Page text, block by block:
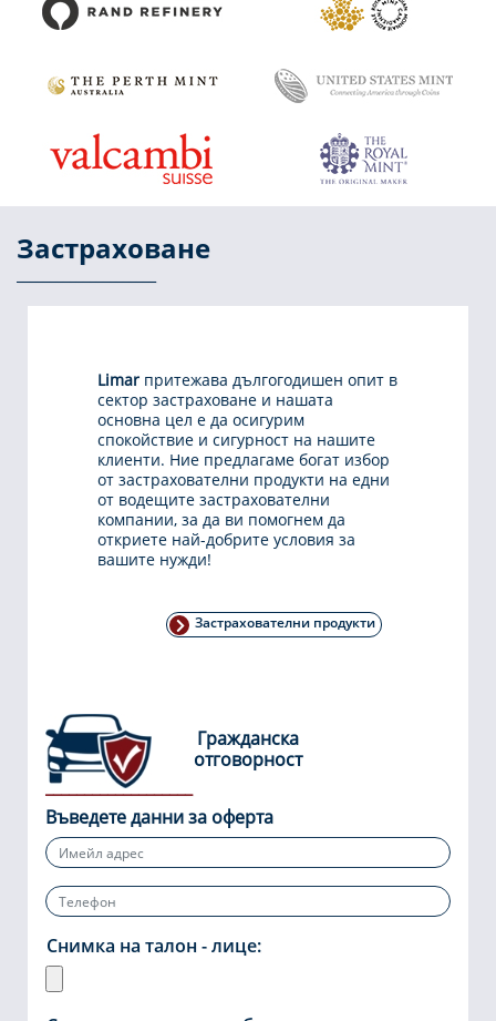
Застраховане
Limar притежава дългогодишен опит в
сектор застраховане и нашата
основна цел е да осигурим
спокойствие и сигурност на нашите
клиенти. Ние предлагаме богат избор
от застрахователни продукти на едни
от водещите застрахователни
компании, за да ви помогнем да
откриете най-добрите условия за
вашите нужди!
Застрахователни продукти
Гражданска
отговорност
Въведете данни за оферта
Снимка на талон - лице: